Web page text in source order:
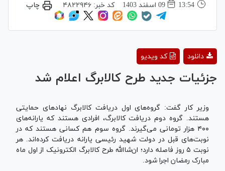
13:54
09 اسفند 1403 کد خبر:۴۸۲۲۹۴۶ چاپ
Video
کد ویدیو دانلود
جزئیات جدید طرح کالابرگ اعلام شد
وزیر کار گفت: گروه‌های اول دریافت کالابرگ نهاد‌های حمایتی
هستند. گروه دوم دریافت کالابرگ، افرادی هستند که یارانه‌های
۴۰۰ هزار تومانی می‌گیرند. گروه سوم هم کسانی هستند که در
نوبت‌های قبل در دولت شهید رئیسی یارانه دریافت کرده‌اند. هر
نوبت ۵ روز فاصله دارد؛ ان‌شاالله طرح کالابرگ الکترونیک از اول ماه
مبارک رمضان اجرا شود.